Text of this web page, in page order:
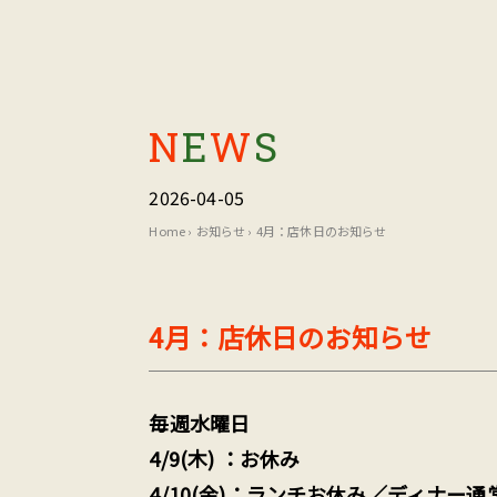
NEWS
2026-04-05
Home› お知らせ › 4月：店休日のお知らせ
4月：店休日のお知らせ
毎週水曜日
4/9(木) ：お休み